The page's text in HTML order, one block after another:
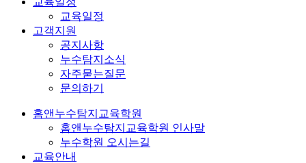
교육일정
고객지원
공지사항
누수탐지소식
자주묻는질문
문의하기
홈앤누수탐지교육학원
홈앤누수탐지교육학원 인사말
누수학원 오시는길
교육안내